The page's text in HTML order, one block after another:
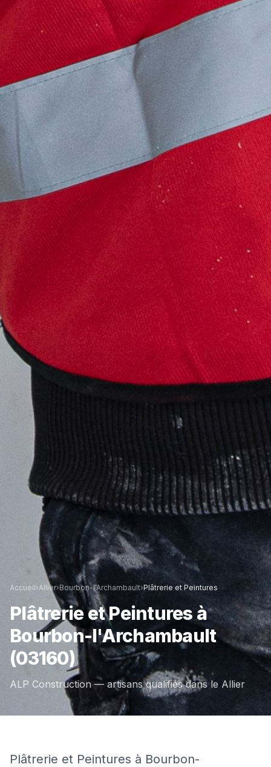
Accueil›Allier›Bourbon-l'Archambault›Plâtrerie et Peintures
Plâtrerie et Peintures à
Bourbon-l'Archambault
(03160)
ALP Construction — artisans qualifiés dans le Allier
Plâtrerie et Peintures à Bourbon-